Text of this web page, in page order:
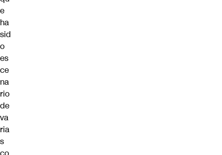
e
ha
sid
o
es
ce
na
rio
de
va
ria
s